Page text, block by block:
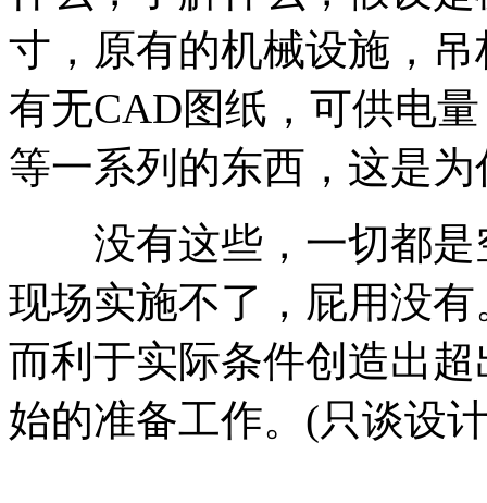
寸，原有的机械设施，
有无CAD图纸，可供电
等一系列的东西，这是
没有这些，一切都是
现场实施不了，屁用没
而利于实际条件创造出
始的准备工作。(只谈设